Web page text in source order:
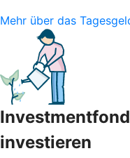
Mehr über das
investieren